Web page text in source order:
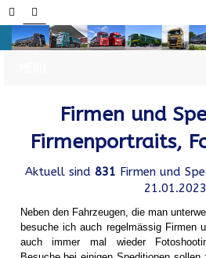
Firmen und
Firmenportraits,
Aktuell sind 831 Firmen und
21.01.2023
Neben den Fahrzeugen, die man
besuche ich auch regelmässig Firmen
auch immer mal wieder